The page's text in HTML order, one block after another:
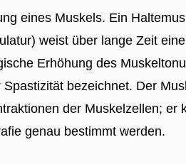
eines Muskels. Ein
weist über lange Zeit
Erhöhung des
Spastizität bezeichnet. Der
der Muskelzellen; er
genau bestimmt werden.